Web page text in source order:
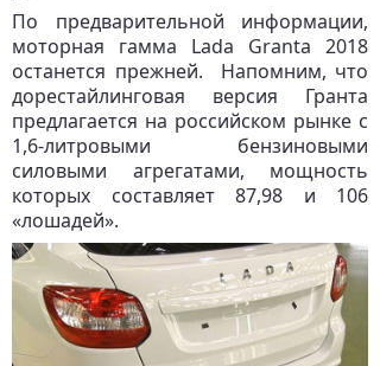
По предварительной информации,
моторная гамма Lada Granta 2018
останется прежней. Напомним, что
дорестайлинговая версия Гранта
предлагается на российском рынке с
1,6-литровыми бензиновыми
силовыми агрегатами, мощность
которых составляет 87,98 и 106
«лошадей».